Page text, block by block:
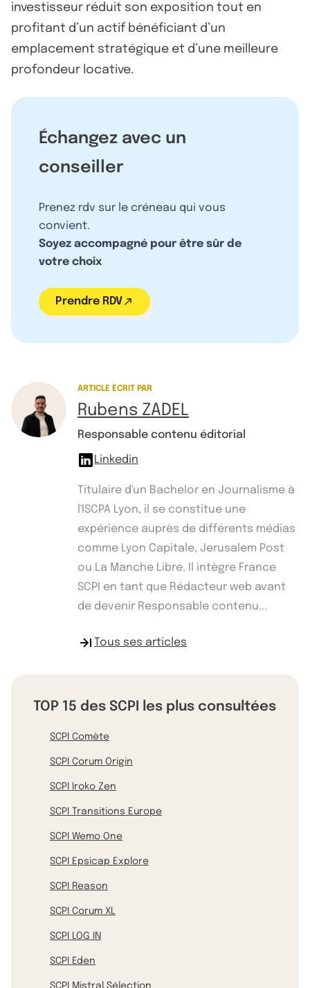
investisseur réduit son exposition tout en
profitant d’un actif bénéficiant d’un
emplacement stratégique et d’une meilleure
profondeur locative.
Échangez avec un
conseiller
Prenez rdv sur le créneau qui vous
convient.
Soyez accompagné pour être sûr de
votre choix
Prendre RDV
ARTICLE ÉCRIT PAR
Rubens ZADEL
Responsable contenu éditorial
Linkedin
Titulaire d'un Bachelor en Journalisme à
l'ISCPA Lyon, il se constitue une
expérience auprès de différents médias
comme Lyon Capitale, Jerusalem Post
ou La Manche Libre. Il intègre France
SCPI en tant que Rédacteur web avant
de devenir Responsable contenu...
Tous ses articles
TOP 15 des SCPI les plus consultées
SCPI Comète
SCPI Corum Origin
SCPI Iroko Zen
SCPI Transitions Europe
SCPI Wemo One
SCPI Epsicap Explore
SCPI Reason
SCPI Corum XL
SCPI LOG IN
SCPI Eden
SCPI Mistral Sélection